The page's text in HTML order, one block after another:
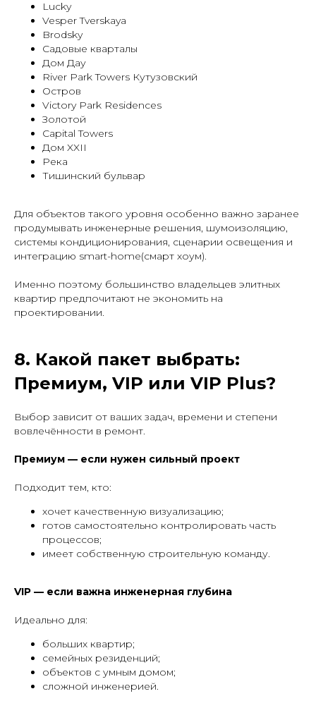
Lucky
Vesper Tverskaya
Brodsky
Садовые кварталы
Дом Дау
River Park Towers Кутузовский
Остров
Victory Park Residences
Золотой
Capital Towers
Дом XXII
Река
Тишинский бульвар
Для объектов такого уровня особенно важно заранее
продумывать инженерные решения, шумоизоляцию,
системы кондиционирования, сценарии освещения и
интеграцию smart-home(смарт хоум).
Именно поэтому большинство владельцев элитных
квартир предпочитают не экономить на
проектировании.
8. Какой пакет выбрать:
Премиум, VIP или VIP Plus?
Выбор зависит от ваших задач, времени и степени
вовлечённости в ремонт.
Премиум — если нужен сильный проект
Подходит тем, кто:
хочет качественную визуализацию;
готов самостоятельно контролировать часть
процессов;
имеет собственную строительную команду.
VIP — если важна инженерная глубина
Идеально для:
больших квартир;
семейных резиденций;
объектов с умным домом;
сложной инженерией.